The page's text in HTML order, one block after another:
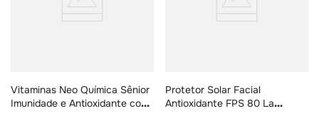
Vitaminas Neo Química Sênior
Imunidade e Antioxidante com
Protetor Solar Facial
Antioxidante FPS 80 La